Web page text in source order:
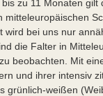
zu 11 Monaten gilt
mitteleuropäischen
wird bei uns nur
die Falter in
beobachten. Mit
und ihrer intensiv
grünlich-weißen